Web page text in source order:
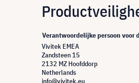
Verantwoordelijke persoon voor
Vivitek EMEA
Zandsteen 15
2132 MZ Hoofddorp
Netherlands
info@vivitek.eu